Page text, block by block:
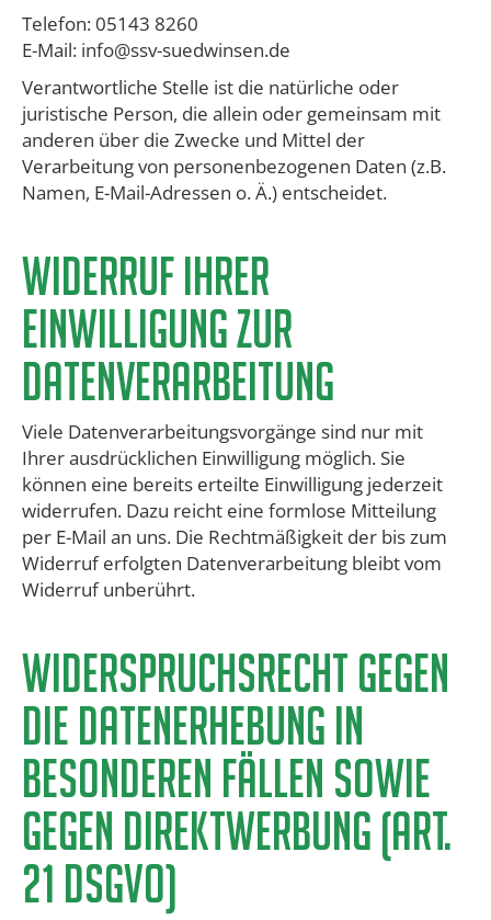
Telefon: 05143 8260
E-Mail: info@ssv-suedwinsen.de
Verantwortliche Stelle ist die natürliche oder
juristische Person, die allein oder gemeinsam mit
anderen über die Zwecke und Mittel der
Verarbeitung von personenbezogenen Daten (z.B.
Namen, E-Mail-Adressen o. Ä.) entscheidet.
Widerruf Ihrer
Einwilligung zur
Datenverarbeitung
Viele Datenverarbeitungsvorgänge sind nur mit
Ihrer ausdrücklichen Einwilligung möglich. Sie
können eine bereits erteilte Einwilligung jederzeit
widerrufen. Dazu reicht eine formlose Mitteilung
per E-Mail an uns. Die Rechtmäßigkeit der bis zum
Widerruf erfolgten Datenverarbeitung bleibt vom
Widerruf unberührt.
​Widerspruchsrecht gegen
die Datenerhebung in
besonderen Fällen sowie
gegen Direktwerbung (Art.
21 DSGVO)